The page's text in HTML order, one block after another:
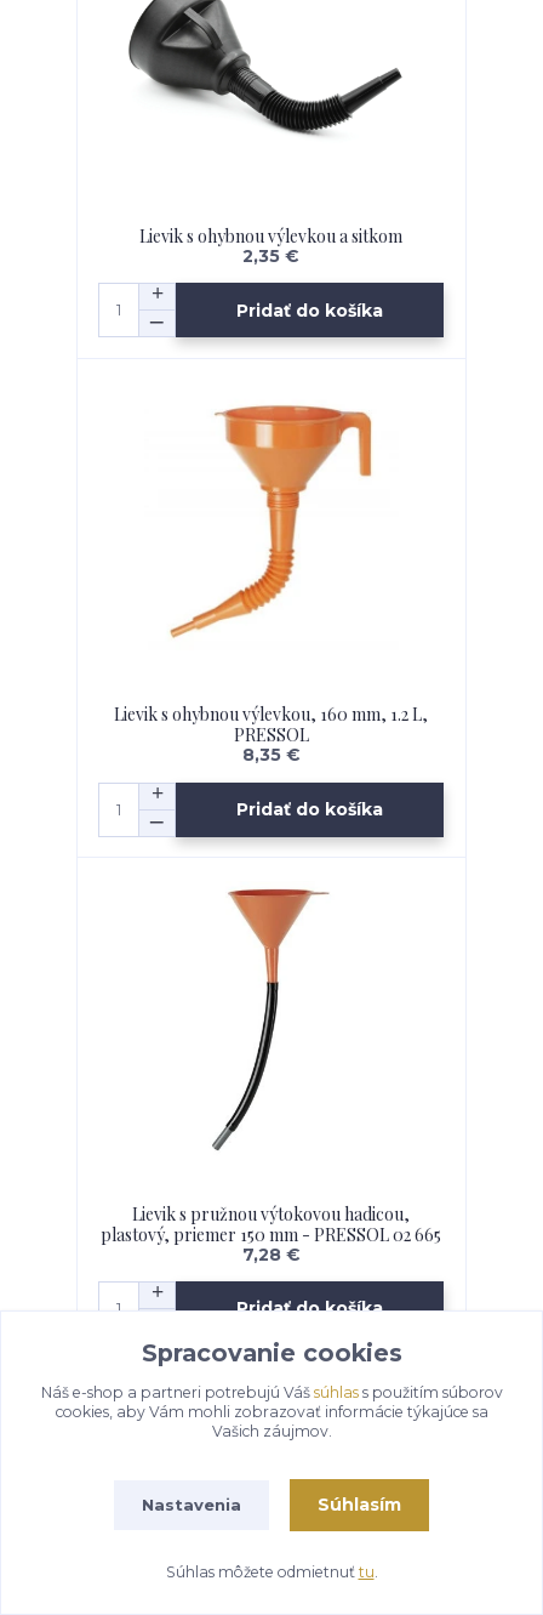
Lievik s ohybnou výlevkou a sitkom
2,35 €
Pridať do košíka
Lievik s ohybnou výlevkou, 160 mm, 1.2 L,
PRESSOL
8,35 €
Pridať do košíka
Lievik s pružnou výtokovou hadicou,
plastový, priemer 150 mm - PRESSOL 02 665
7,28 €
Pridať do košíka
Spracovanie cookies
Náš e-shop a partneri potrebujú Váš súhlass použitím súborov
cookies, aby Vám mohli zobrazovať informácie týkajúce sa
Vašich záujmov.
Nastavenia Súhlasím
Súhlas môžete odmietnuť tu